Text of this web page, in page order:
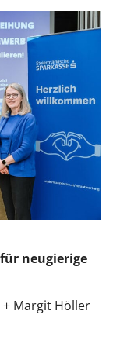
neugierige
+ Margit Höller